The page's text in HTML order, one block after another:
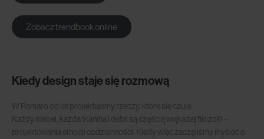
Zobacz trendbook online
Kiedy design staje się rozmową
W Ramaro od lat projektujemy rzeczy, które się czuje.
Każdy mebel, każda tkanina i detal są częścią większej filozofii –
projektowania emocji codzienności. Kiedy więc zaczęliśmy myśleć o